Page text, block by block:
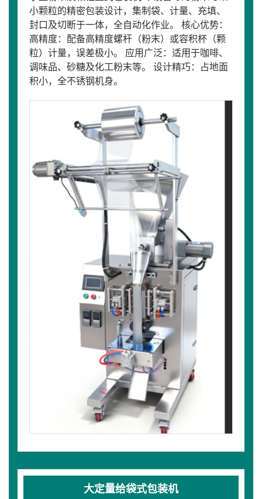
小颗粒的精密包装设计，集制袋、计量、充填、
封口及切断于一体，全自动化作业。 核心优势：
高精度：配备高精度螺杆（粉末）或容积杯（颗
粒）计量，误差极小。 应用广泛：适用于咖啡、
调味品、砂糖及化工粉末等。 设计精巧：占地面
积小，全不锈钢机身。
大定量给袋式包装机